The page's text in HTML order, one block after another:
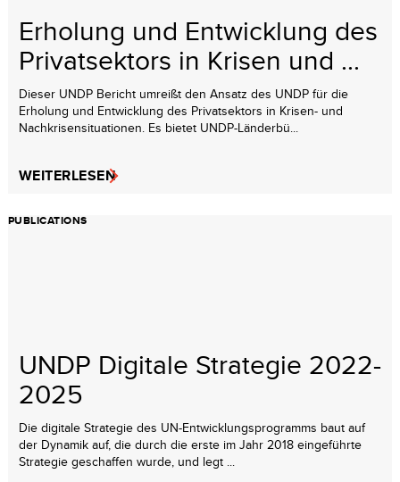
Erholung und Entwicklung des
Privatsektors in Krisen und ...
Dieser UNDP Bericht umreißt den Ansatz des UNDP für die
Erholung und Entwicklung des Privatsektors in Krisen- und
Nachkrisensituationen. Es bietet UNDP-Länderbü...
WEITERLESEN
PUBLICATIONS
UNDP Digitale Strategie 2022-
2025
Die digitale Strategie des UN-Entwicklungsprogramms baut auf
der Dynamik auf, die durch die erste im Jahr 2018 eingeführte
Strategie geschaffen wurde, und legt ...